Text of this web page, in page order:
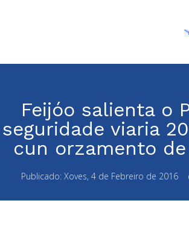
Feijóo salienta o
seguridade viaria
cun orzamento
Publicado: Xoves, 4 de Febreiro de 2016